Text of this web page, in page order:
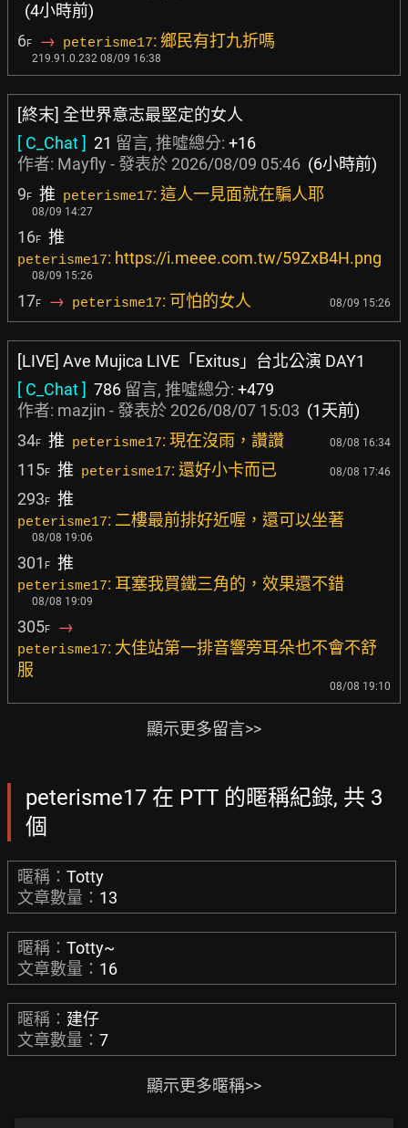
(4小時前)
6F → peterisme17: 鄉民有打九折嗎
219.91.0.232 08/09 16:38
[終末] 全世界意志最堅定的女人
[ C_Chat ] 21 留言, 推噓總分: +16
作者: Mayfly - 發表於 2026/08/09 05:46 (6小時前)
9F 推 peterisme17: 這人一見面就在騙人耶
08/09 14:27
16F 推
peterisme17: https://i.meee.com.tw/59ZxB4H.png
08/09 15:26
17F → peterisme17: 可怕的女人 08/09 15:26
[LIVE] Ave Mujica LIVE「Exitus」台北公演 DAY1
[ C_Chat ] 786 留言, 推噓總分: +479
作者: mazjin - 發表於 2026/08/07 15:03 (1天前)
34F 推 peterisme17: 現在沒雨，讚讚 08/08 16:34
115F 推 peterisme17: 還好小卡而已 08/08 17:46
293F 推
peterisme17: 二樓最前排好近喔，還可以坐著
08/08 19:06
301 F 推
peterisme17: 耳塞我買鐵三角的，效果還不錯
08/08 19:09
305F →
peterisme17: 大佳站第一排音響旁耳朵也不會不舒
服
08/08 19:10
顯示更多留言>>
peterisme17 在 PTT 的暱稱紀錄, 共 3
個
暱稱： Totty
文章數量： 13
暱稱： Totty~
文章數量： 16
暱稱： 建仔
文章數量： 7
顯示更多暱稱>>